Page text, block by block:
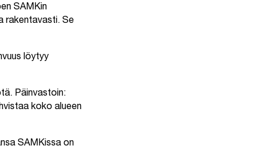
SAMKin
rakentavasti. Se
löytyy
Päinvastoin:
koko alueen
SAMKissa on